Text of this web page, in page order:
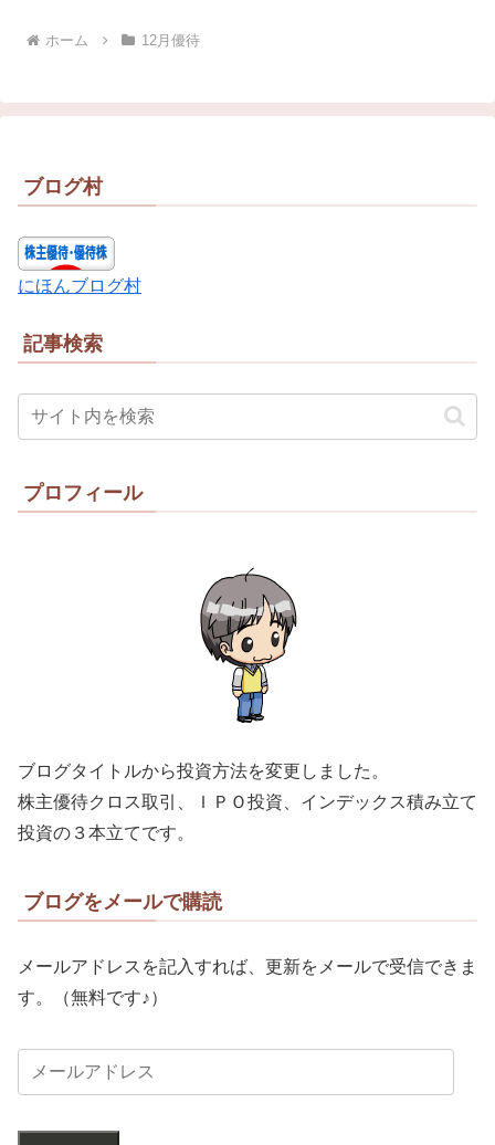
ホーム 12月優待
ブログ村
にほんブログ村
記事検索
プロフィール
ブログタイトルから投資方法を変更しました。
株主優待クロス取引、ＩＰＯ投資、インデックス積み立て
投資の３本立てです。
ブログをメールで購読
メールアドレスを記入すれば、更新をメールで受信できま
す。（無料です♪）